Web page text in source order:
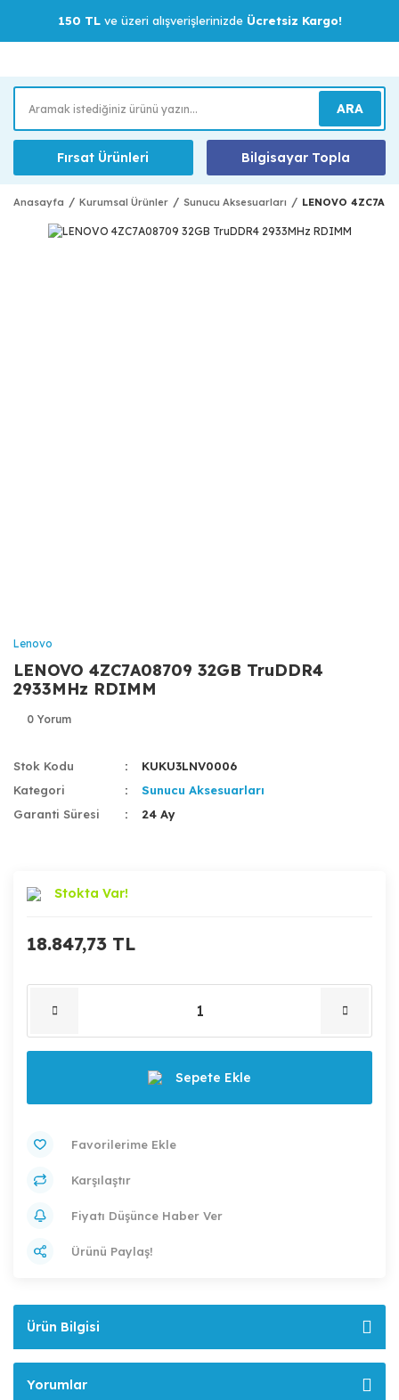
150 TLve üzeri alışverişlerinizde Ücretsiz Kargo!
ARA
Fırsat Ürünleri Bilgisayar Topla
Anasayfa Kurumsal Ürünler Sunucu Aksesuarları LENOVO
Lenovo
LENOVO 4ZC7A08709 32GB TruDDR4
2933MHz RDIMM
0 Yorum
Stok Kodu
KUKU3LNV0006
Kategori
Sunucu Aksesuarları
Garanti Süresi
24 Ay
Stokta Var!
18.847,73 TL
Sepete Ekle
Karşılaştır
Fiyatı Düşünce Haber Ver
Ürünü Paylaş!
Ürün Bilgisi
Yorumlar